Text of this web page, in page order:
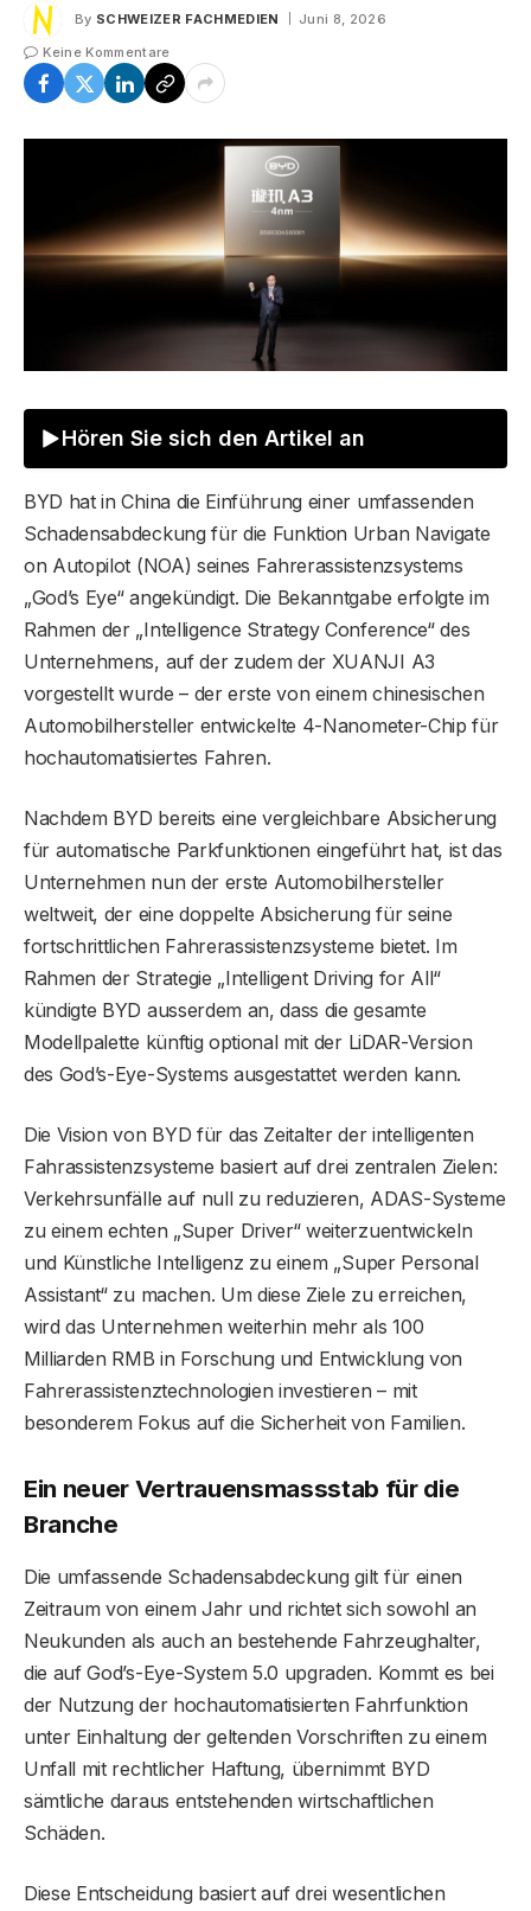
By SCHWEIZER FACHMEDIEN
Juni 8, 2026
Keine Kommentare
Hören Sie sich den Artikel an
BYD hat in China die Einführung einer umfassenden
Schadensabdeckung für die Funktion Urban Navigate
on Autopilot (NOA) seines Fahrerassistenzsystems
„God’s Eye“ angekündigt. Die Bekanntgabe erfolgte im
Rahmen der „Intelligence Strategy Conference“ des
Unternehmens, auf der zudem der XUANJI A3
vorgestellt wurde – der erste von einem chinesischen
Automobilhersteller entwickelte 4-Nanometer-Chip für
hochautomatisiertes Fahren.
Nachdem BYD bereits eine vergleichbare Absicherung
für automatische Parkfunktionen eingeführt hat, ist das
Unternehmen nun der erste Automobilhersteller
weltweit, der eine doppelte Absicherung für seine
fortschrittlichen Fahrerassistenzsysteme bietet. Im
Rahmen der Strategie „Intelligent Driving for All“
kündigte BYD ausserdem an, dass die gesamte
Modellpalette künftig optional mit der LiDAR-Version
des God’s-Eye-Systems ausgestattet werden kann.
Die Vision von BYD für das Zeitalter der intelligenten
Fahrassistenzsysteme basiert auf drei zentralen Zielen:
Verkehrsunfälle auf null zu reduzieren, ADAS-Systeme
zu einem echten „Super Driver“ weiterzuentwickeln
und Künstliche Intelligenz zu einem „Super Personal
Assistant“ zu machen. Um diese Ziele zu erreichen,
wird das Unternehmen weiterhin mehr als 100
Milliarden RMB in Forschung und Entwicklung von
Fahrerassistenztechnologien investieren – mit
besonderem Fokus auf die Sicherheit von Familien.
Ein neuer Vertrauensmassstab für die
Branche
Die umfassende Schadensabdeckung gilt für einen
Zeitraum von einem Jahr und richtet sich sowohl an
Neukunden als auch an bestehende Fahrzeughalter,
die auf God’s-Eye-System 5.0 upgraden. Kommt es bei
der Nutzung der hochautomatisierten Fahrfunktion
unter Einhaltung der geltenden Vorschriften zu einem
Unfall mit rechtlicher Haftung, übernimmt BYD
sämtliche daraus entstehenden wirtschaftlichen
Schäden.
Diese Entscheidung basiert auf drei wesentlichen